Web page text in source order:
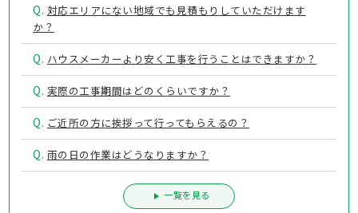
Q. 対応エリアにない地域でも見積もりしていただけます
か？
Q. ハウスメーカーより安く工事を行うことはできますか？
Q. 実際の工事期間はどのくらいですか？
Q. ご近所の方に挨拶って行ってもらえるの？
Q. 雨の日の作業はどうなりますか？
一覧を見る